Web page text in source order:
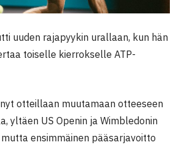
uuden rajapyykin urallaan, kun hän
toiselle kierrokselle ATP-
otteillaan muutamaan otteeseen
yltäen US Openin ja Wimbledonin
ensimmäinen pääsarjavoitto